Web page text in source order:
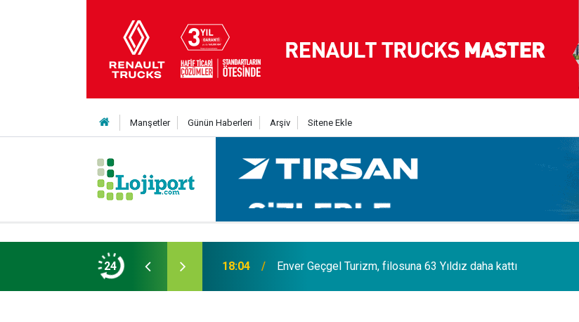
Manşetler Günün Haberleri Arşiv Sitene Ekle
24 18:04 Enver Geçgel Turizm, filosuna 63 Yıldız daha kattı